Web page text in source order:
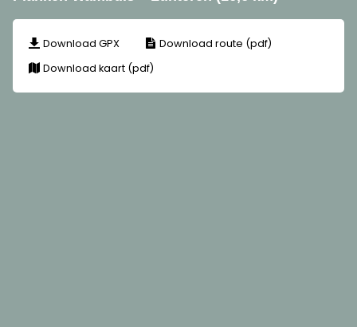
Download GPX
Download route (pdf)
Download kaart (pdf)